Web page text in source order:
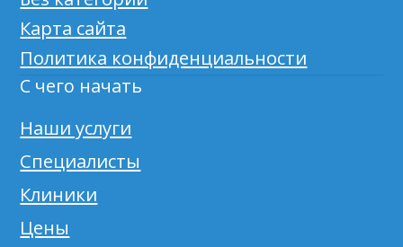
Карта сайта
Политика конфиденциальности
С чего начать
Наши услуги
Специалисты
Клиники
Цены